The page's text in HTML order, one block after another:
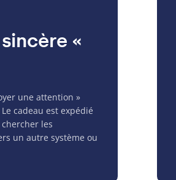
«
une attention »
cadeau est expédié
les
un autre système ou